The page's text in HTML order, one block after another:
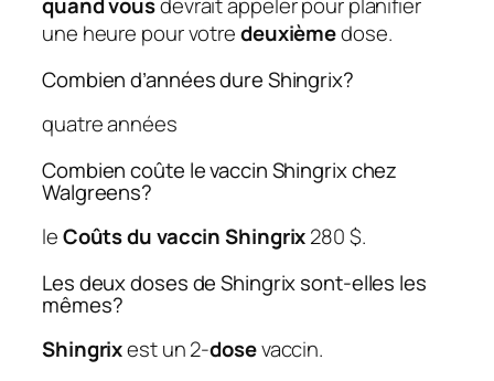
une heure pour votredeuxièmedose.
Combien d’années dure Shingrix?
quatre années
Combien coûte le vaccin Shingrix chez
Walgreens?
leCoûts du vaccin Shingrix280 $.
Les deux doses de Shingrix sont-elles les
mêmes?
Shingrixest un 2-dosevaccin.